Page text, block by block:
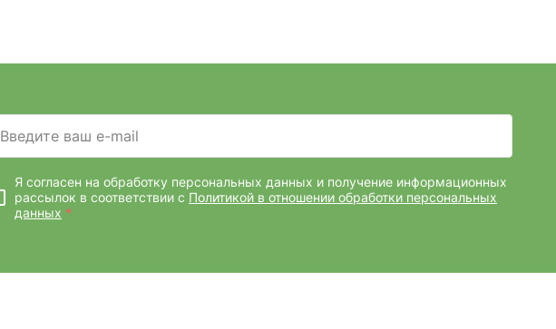
Введите ваш e-mail
Я согласен на обработку персональных данных и получение информационных
рассылок в соответствии с Политикой в отношении обработки персональных
данных *